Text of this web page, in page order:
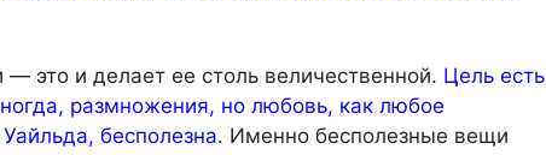
это и делает ее столь величественной. Цель есть
размножения, но любовь, как любое
бесполезна. Именно бесполезные вещи